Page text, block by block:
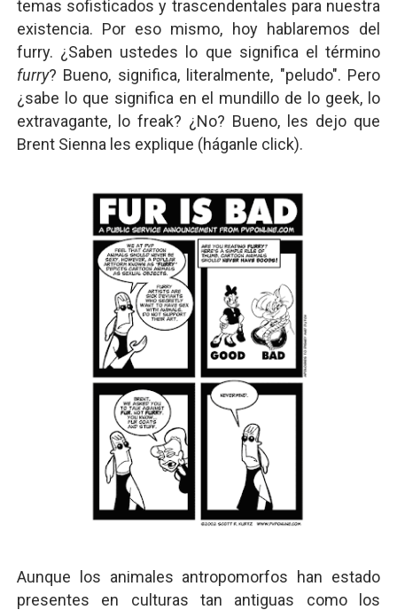
Pequeña Filmoteca Antifascista
Que no nos aplaste el Talón de Hierro
Pokémon: La película existencialista
Así se ve el fascismo en 2026... Y así se ve la
temas sofisticados y trascendentales para nuestra
existencia. Por eso mismo, hoy hablaremos del
furry. ¿Saben ustedes lo que significa el término
furry? Bueno, significa, literalmente, "peludo". Pero
¿sabe lo que significa en el mundillo de lo geek, lo
extravagante, lo freak? ¿No? Bueno, les dejo que
Brent Sienna les explique (háganle click).
Aunque los animales antropomorfos han estado
presentes en culturas tan antiguas como los